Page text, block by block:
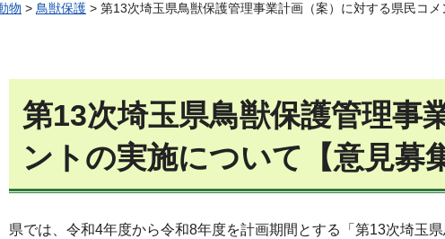
物 > 鳥獣保護 > 第13次埼玉県鳥獣保護管理事業計画（案）に対する県民コ
第13次埼玉県鳥獣保護管理事
ントの実施について【意見募
県では、令和4年度から令和8年度を計画期間とする「第13次埼玉